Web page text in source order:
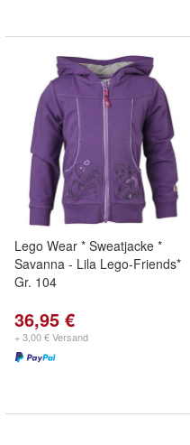
Lego Wear * Sweatjacke *
Savanna - Lila Lego-Friends*
Gr. 104
36,95 €
+ 3,00 € Versand